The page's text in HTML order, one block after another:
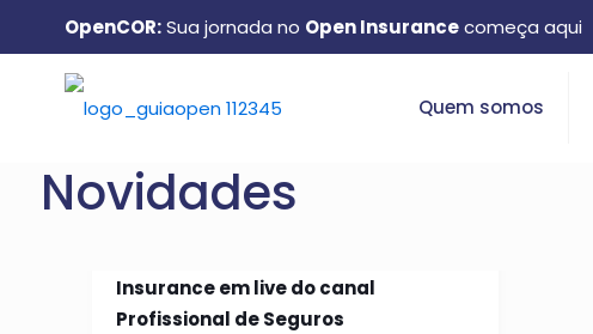
OpenCOR:Sua jornada no Open Insurancecomeça aqui
Quem somos
Novidades
26 de janeiro de 2026
Insurance em live do canal
Profissional de Seguros